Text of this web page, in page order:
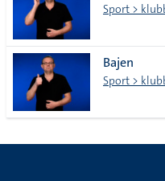
lista
Sport >
Bajen
Sport >